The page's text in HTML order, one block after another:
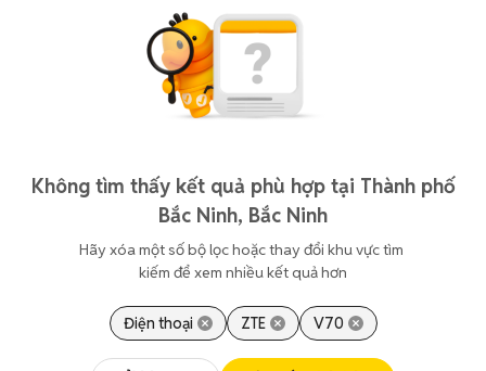
Không tìm thấy kết quả phù hợp tại Thành phố
Bắc Ninh, Bắc Ninh
Hãy xóa một số bộ lọc hoặc thay đổi khu vực tìm
kiếm để xem nhiều kết quả hơn
Điện thoại ZTE V70